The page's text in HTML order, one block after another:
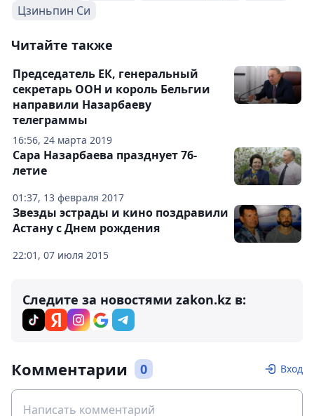
Цзиньпин Си
Читайте также
16:56, 24 марта 2019
Председатель ЕК, генеральный
секретарь ООН и король Бельгии
направили Назарбаеву
телеграммы
01:37, 13 февраля 2017
Сара Назарбаева празднует 76-
летие
22:01, 07 июля 2015
Звезды эстрады и кино поздравили
Астану с Днем рождения
Следите за новостями zakon.kz в:
Комментарии 0 Вход